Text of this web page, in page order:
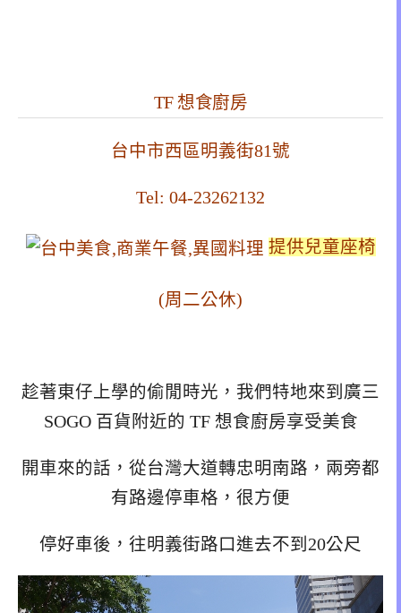
TF 想食廚房
台中市西區明義街81號
Tel: 04-23262132
提供兒童座椅
(周二公休)
趁著東仔上學的偷閒時光，我們特地來到廣三
SOGO 百貨附近的 TF 想食廚房享受美食
開車來的話，從台灣大道轉忠明南路，兩旁都
有路邊停車格，很方便
停好車後，往明義街路口進去不到20公尺